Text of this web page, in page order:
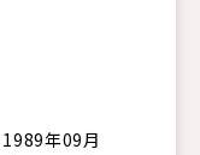
1989年09月